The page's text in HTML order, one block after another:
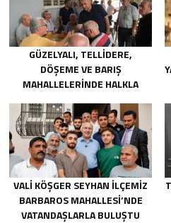
GÜZELYALI, TELLIDERE,
DÖŞEME VE BARIŞ
MAHALLELERINDE HALKLA
VALİ KÖŞGER SEYHAN İLÇEMİZ
BARBAROS MAHALLESİ’NDE
VATANDAŞLARLA BULUŞTU